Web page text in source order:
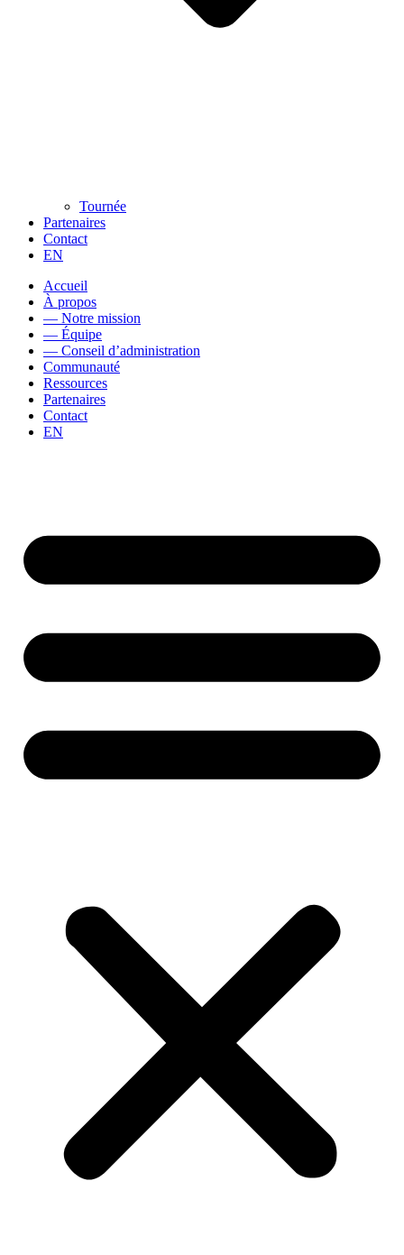
Tournée
Partenaires
Contact
EN
Accueil
À propos
— Notre mission
— Équipe
— Conseil d’administration
Communauté
Ressources
Partenaires
Contact
EN